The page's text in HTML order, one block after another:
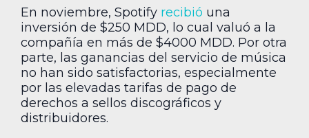
En noviembre, Spotify recibió una
inversión de $250 MDD, lo cual valuó a la
compañía en más de $4000 MDD. Por otra
parte, las ganancias del servicio de música
no han sido satisfactorias, especialmente
por las elevadas tarifas de pago de
derechos a sellos discográficos y
distribuidores.